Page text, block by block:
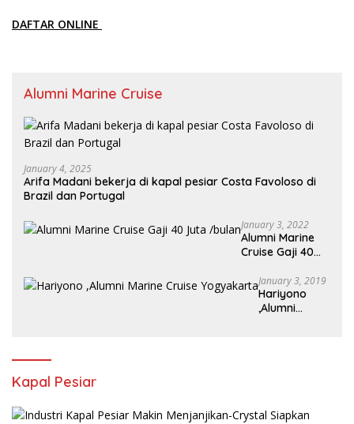
DAFTAR ONLINE
Alumni Marine Cruise
January 4, 2025
Arifa Madani bekerja di kapal pesiar Costa Favoloso di
Brazil dan Portugal
January 3, 2022
Alumni Marine
Cruise Gaji 40
January 3, 2019
Hariyono
,Alumni
Kapal Pesiar